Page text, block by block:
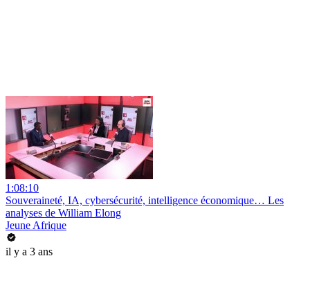
1:08:10
Souveraineté, IA, cybersécurité, intelligence économique… Les
analyses de William Elong
Jeune Afrique
il y a 3 ans